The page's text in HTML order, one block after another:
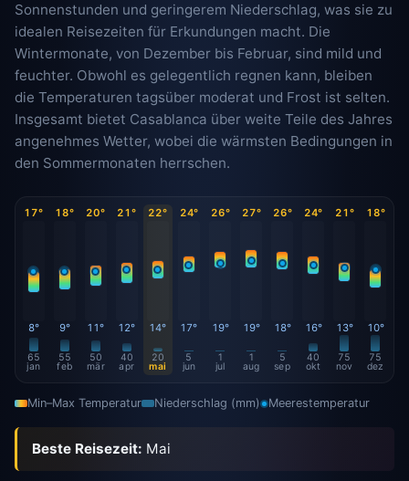
Sonnenstunden und geringerem Niederschlag, was sie zu
idealen Reisezeiten für Erkundungen macht. Die
Wintermonate, von Dezember bis Februar, sind mild und
feuchter. Obwohl es gelegentlich regnen kann, bleiben
die Temperaturen tagsüber moderat und Frost ist selten.
Insgesamt bietet Casablanca über weite Teile des Jahres
angenehmes Wetter, wobei die wärmsten Bedingungen in
den Sommermonaten herrschen.
17°
8°
65
jan
18°
9°
55
feb
20°
11°
50
mär
21°
12°
40
apr
22°
14°
20
mai
24°
17°
5
jun
26°
19°
1
jul
27°
19°
1
aug
26°
18°
5
sep
24°
16°
40
okt
21°
13°
75
nov
18°
10°
75
dez
Min–Max Temperatur Niederschlag (mm) Meerestemperatur
Beste Reisezeit: Mai